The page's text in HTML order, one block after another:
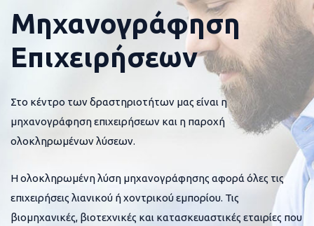
Μηχανογράφηση
Επιχειρήσεων
Στο κέντρο των δραστηριοτήτων μας είναι η
μηχανογράφηση επιχειρήσεων και η παροχή
ολοκληρωμένων λύσεων.
Η ολοκληρωμένη λύση μηχανογράφησης αφορά όλες τις
επιχειρήσεις λιανικού ή χοντρικού εμπορίου. Τις
βιομηχανικές, βιοτεχνικές και κατασκευαστικές εταιρίες που